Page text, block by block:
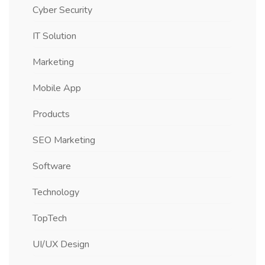
Cyber Security
IT Solution
Marketing
Mobile App
Products
SEO Marketing
Software
Technology
TopTech
UI/UX Design